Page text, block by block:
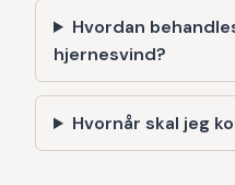
Hvordan
hjernesvind?
Hvornår skal jeg